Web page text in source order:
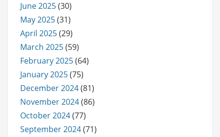
June 2025(30)
May 2025(31)
April 2025(29)
March 2025(59)
February 2025(64)
January 2025(75)
December 2024(81)
November 2024(86)
October 2024(77)
September 2024(71)